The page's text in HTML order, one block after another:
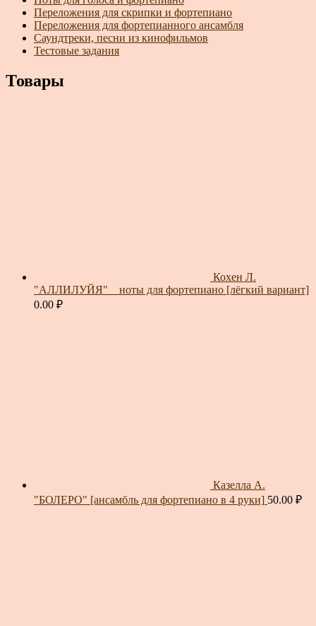
Переложения для скрипки и фортепиано
Переложения для фортепианного ансамбля
Саундтреки, песни из кинофильмов
Тестовые задания
Товары
Кохен Л.
"АЛЛИЛУЙЯ" _ ноты для фортепиано [лёгкий вариант]
0.00 ₽
Казелла А.
"БОЛЕРО" [ансамбль для фортепиано в 4 руки] 50.00 ₽